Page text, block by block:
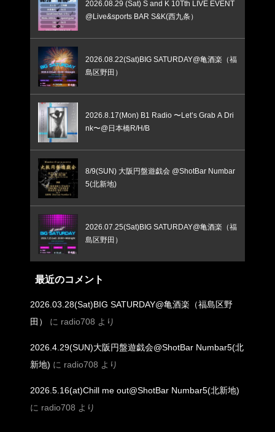
2026.08.29 (Sat) S and K 10Tth LIVE EVENT
@Live&sports BAR S&K(西九条）
2026.08.22(Sat)BIG SATURDAY@亀酒楽（福
島区野田）
2026.8.17(Mon) B1 Radio 〜Let’s Grab A Dri
nk〜@日本橋R/H/B
8/9(SUN) 大阪円盤遊戯会 @ShotBar Numbar
5(北新地)
2026.07.25(Sat)BIG SATURDAY@亀酒楽（福
島区野田）
最近のコメント
2026.03.28(Sat)BIG SATURDAY@亀酒楽（福島区野
田）
に radio708 より
2026.4.29(SUN)大阪円盤遊戯会@ShotBar Numbar5(北
新地) に radio708 より
2026.5.16(at)Chill me out@ShotBar Numbar5(北新地)
に radio708 より